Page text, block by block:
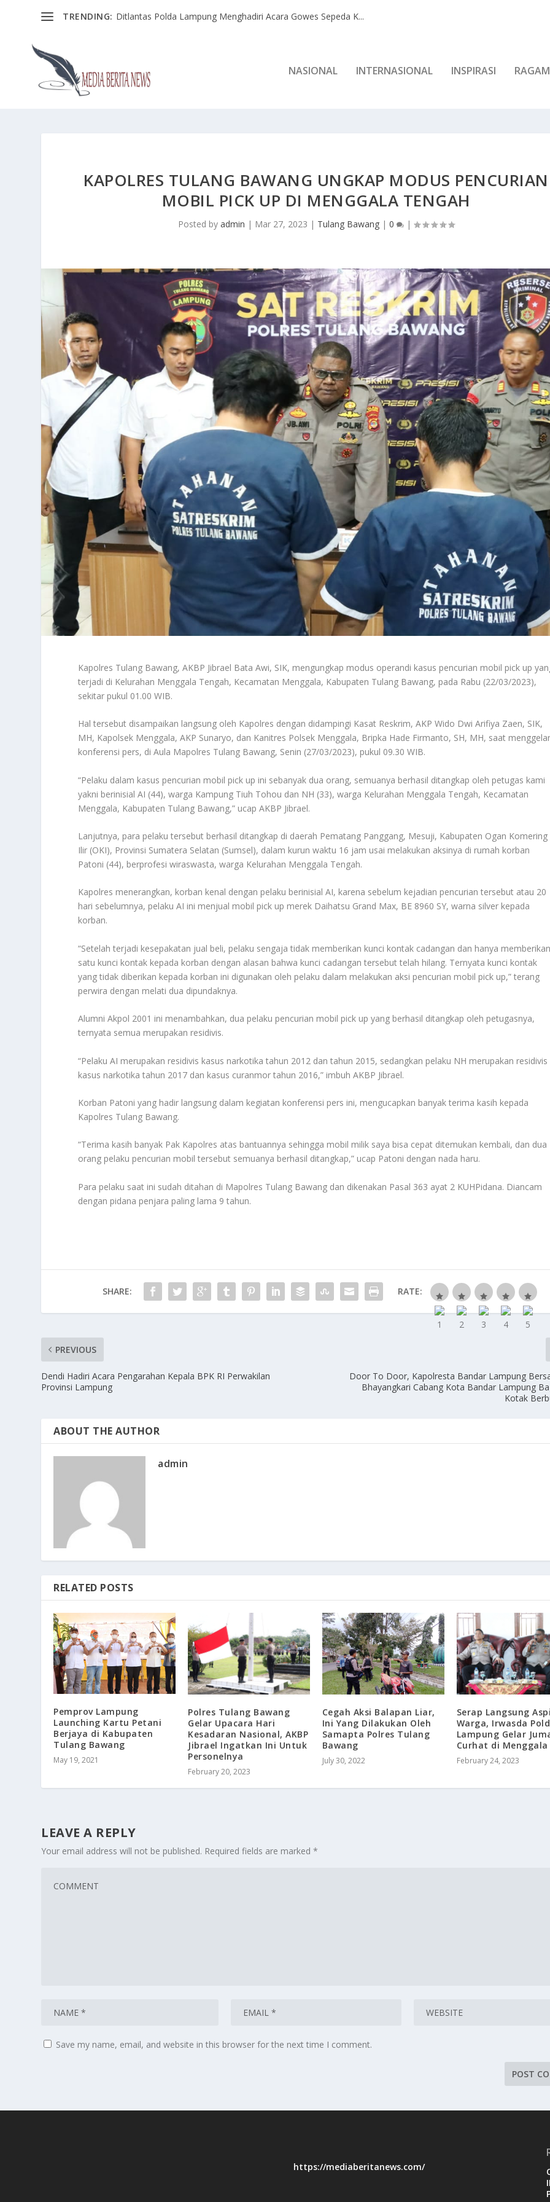
TRENDING: Ditlantas Polda Lampung Menghadiri Acara Gowes Sepeda K...
NASIONAL INTERNASIONAL INSPIRASI RAGAM
KAPOLRES TULANG BAWANG UNGKAP MODUS PENCURIAN
MOBIL PICK UP DI MENGGALA TENGAH
Posted by admin | Mar 27, 2023 | Tulang Bawang| 0 |
Kapolres Tulang Bawang, AKBP Jibrael Bata Awi, SIK, mengungkap modus operandi kasus pencurian mobil pick up
terjadi di Kelurahan Menggala Tengah, Kecamatan Menggala, Kabupaten Tulang Bawang, pada Rabu (22/03/2023),
sekitar pukul 01.00 WIB.
Hal tersebut disampaikan langsung oleh Kapolres dengan didampingi Kasat Reskrim, AKP Wido Dwi Arifiya Zaen, SIK,
MH, Kapolsek Menggala, AKP Sunaryo, dan Kanitres Polsek Menggala, Bripka Hade Firmanto, SH, MH, saat
konferensi pers, di Aula Mapolres Tulang Bawang, Senin (27/03/2023), pukul 09.30 WIB.
“Pelaku dalam kasus pencurian mobil pick up ini sebanyak dua orang, semuanya berhasil ditangkap oleh petugas kami
yakni berinisial AI (44), warga Kampung Tiuh Tohou dan NH (33), warga Kelurahan Menggala Tengah, Kecamatan
Menggala, Kabupaten Tulang Bawang,” ucap AKBP Jibrael.
Lanjutnya, para pelaku tersebut berhasil ditangkap di daerah Pematang Panggang, Mesuji, Kabupaten Ogan Komering
Ilir (OKI), Provinsi Sumatera Selatan (Sumsel), dalam kurun waktu 16 jam usai melakukan aksinya di rumah korban
Patoni (44), berprofesi wiraswasta, warga Kelurahan Menggala Tengah.
Kapolres menerangkan, korban kenal dengan pelaku berinisial AI, karena sebelum kejadian pencurian tersebut atau 20
hari sebelumnya, pelaku AI ini menjual mobil pick up merek Daihatsu Grand Max, BE 8960 SY, warna silver kepada
korban.
“Setelah terjadi kesepakatan jual beli, pelaku sengaja tidak memberikan kunci kontak cadangan dan hanya
satu kunci kontak kepada korban dengan alasan bahwa kunci cadangan tersebut telah hilang. Ternyata kunci kontak
yang tidak diberikan kepada korban ini digunakan oleh pelaku dalam melakukan aksi pencurian mobil pick up,” terang
perwira dengan melati dua dipundaknya.
Alumni Akpol 2001 ini menambahkan, dua pelaku pencurian mobil pick up yang berhasil ditangkap oleh petugasnya,
ternyata semua merupakan residivis.
“Pelaku AI merupakan residivis kasus narkotika tahun 2012 dan tahun 2015, sedangkan pelaku NH merupakan residivis
kasus narkotika tahun 2017 dan kasus curanmor tahun 2016,” imbuh AKBP Jibrael.
Korban Patoni yang hadir langsung dalam kegiatan konferensi pers ini, mengucapkan banyak terima kasih kepada
Kapolres Tulang Bawang.
“Terima kasih banyak Pak Kapolres atas bantuannya sehingga mobil milik saya bisa cepat ditemukan kembali, dan dua
orang pelaku pencurian mobil tersebut semuanya berhasil ditangkap,” ucap Patoni dengan nada haru.
Para pelaku saat ini sudah ditahan di Mapolres Tulang Bawang dan dikenakan Pasal 363 ayat 2 KUHPidana. Diancam
dengan pidana penjara paling lama 9 tahun.
SHARE: RATE:
PREVIOUS
Dendi Hadiri Acara Pengarahan Kepala BPK RI Perwakilan
Provinsi Lampung
Door To Door, Kapolresta Bandar Lampung
Bhayangkari Cabang Kota Bandar Lampung
Kotak
ABOUT THE AUTHOR
admin
RELATED POSTS
Pemprov Lampung
Launching Kartu Petani
Berjaya di Kabupaten
Tulang Bawang
May 19, 2021
Polres Tulang Bawang
Gelar Upacara Hari
Kesadaran Nasional, AKBP
Jibrael Ingatkan Ini Untuk
Personelnya
February 20, 2023
Cegah Aksi Balapan Liar,
Ini Yang Dilakukan Oleh
Samapta Polres Tulang
Bawang
July 30, 2022
Serap Langsung
Warga, Irwasda
Lampung Gelar
Curhat di Menggala
February 24, 2023
LEAVE A REPLY
Your email address will not be published. Required fields are marked*
Save my name, email, and website in this browser for the next time I comment.
https://mediaberitanews.com/